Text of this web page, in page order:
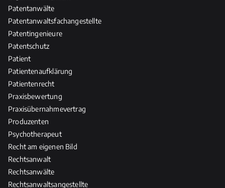
Patentanwälte
Patentanwaltsfachangestellte
Patentingenieure
Patentschutz
Patient
Patientenaufklärung
Patientenrecht
Praxisbewertung
Praxisübernahmevertrag
Produzenten
Psychotherapeut
Recht am eigenen Bild
Rechtsanwalt
Rechtsanwälte
Rechtsanwaltsangestellte